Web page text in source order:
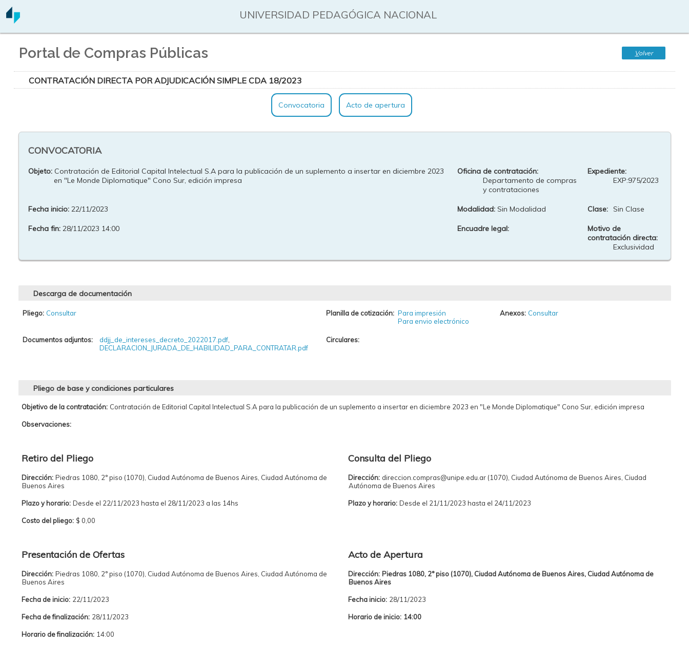
UNIVERSIDAD PEDAGÓGICA NACIONAL
Portal de Compras Públicas Volver
CONTRATACIÓN DIRECTA POR ADJUDICACIÓN SIMPLE CDA 18/2023
Convocatoria Acto de apertura
CONVOCATORIA
Objeto: Contratación de Editorial Capital Intelectual S.A para la publicación de un suplemento a insertar en diciembre 2023
en "Le Monde Diplomatique" Cono Sur, edición impresa
Oficina de contratación:
Departamento de compras
y contrataciones
Expediente:
EXP:975/2023
Fecha inicio: 22/11/2023 Modalidad: Sin Modalidad Clase: Sin Clase
Fecha fin: 28/11/2023 14:00 Encuadre legal:
Motivo de
contratación directa:
Exclusividad
Descarga de documentación
Pliego: Consultar Planilla de cotización: Para impresión
Para envio electrónico
Anexos: Consultar
Documentos adjuntos: ddjj_de_intereses_decreto_2022017.pdf,
DECLARACION_JURADA_DE_HABILIDAD_PARA_CONTRATAR.pdf
Circulares:
Pliego de base y condiciones particulares
Objetivo de la contratación: Contratación de Editorial Capital Intelectual S.A para la publicación de un suplemento a insertar en diciembre 2023 en "Le Monde Diplomatique" Cono Sur, edición impresa
Observaciones:
Retiro del Pliego Consulta del Pliego
Dirección: Piedras 1080, 2° piso (1070), Ciudad Autónoma de Buenos Aires, Ciudad Autónoma de
Buenos Aires
Dirección: direccion.compras@unipe.edu.ar (1070), Ciudad Autónoma de Buenos Aires, Ciudad
Autónoma de Buenos Aires
Plazo y horario: Desde el 22/11/2023 hasta el 28/11/2023 a las 14hs Plazo y horario: Desde el 21/11/2023 hasta el 24/11/2023
Costo del pliego: $ 0,00
Presentación de Ofertas Acto de Apertura
Dirección: Piedras 1080, 2° piso (1070), Ciudad Autónoma de Buenos Aires, Ciudad Autónoma de
Buenos Aires
Dirección: Piedras 1080, 2° piso (1070), Ciudad Autónoma de Buenos Aires, Ciudad Autónoma de
Buenos Aires
Fecha de inicio: 22/11/2023 Fecha inicio: 28/11/2023
Fecha de finalización: 28/11/2023 Horario de inicio: 14:00
Horario de finalización: 14:00